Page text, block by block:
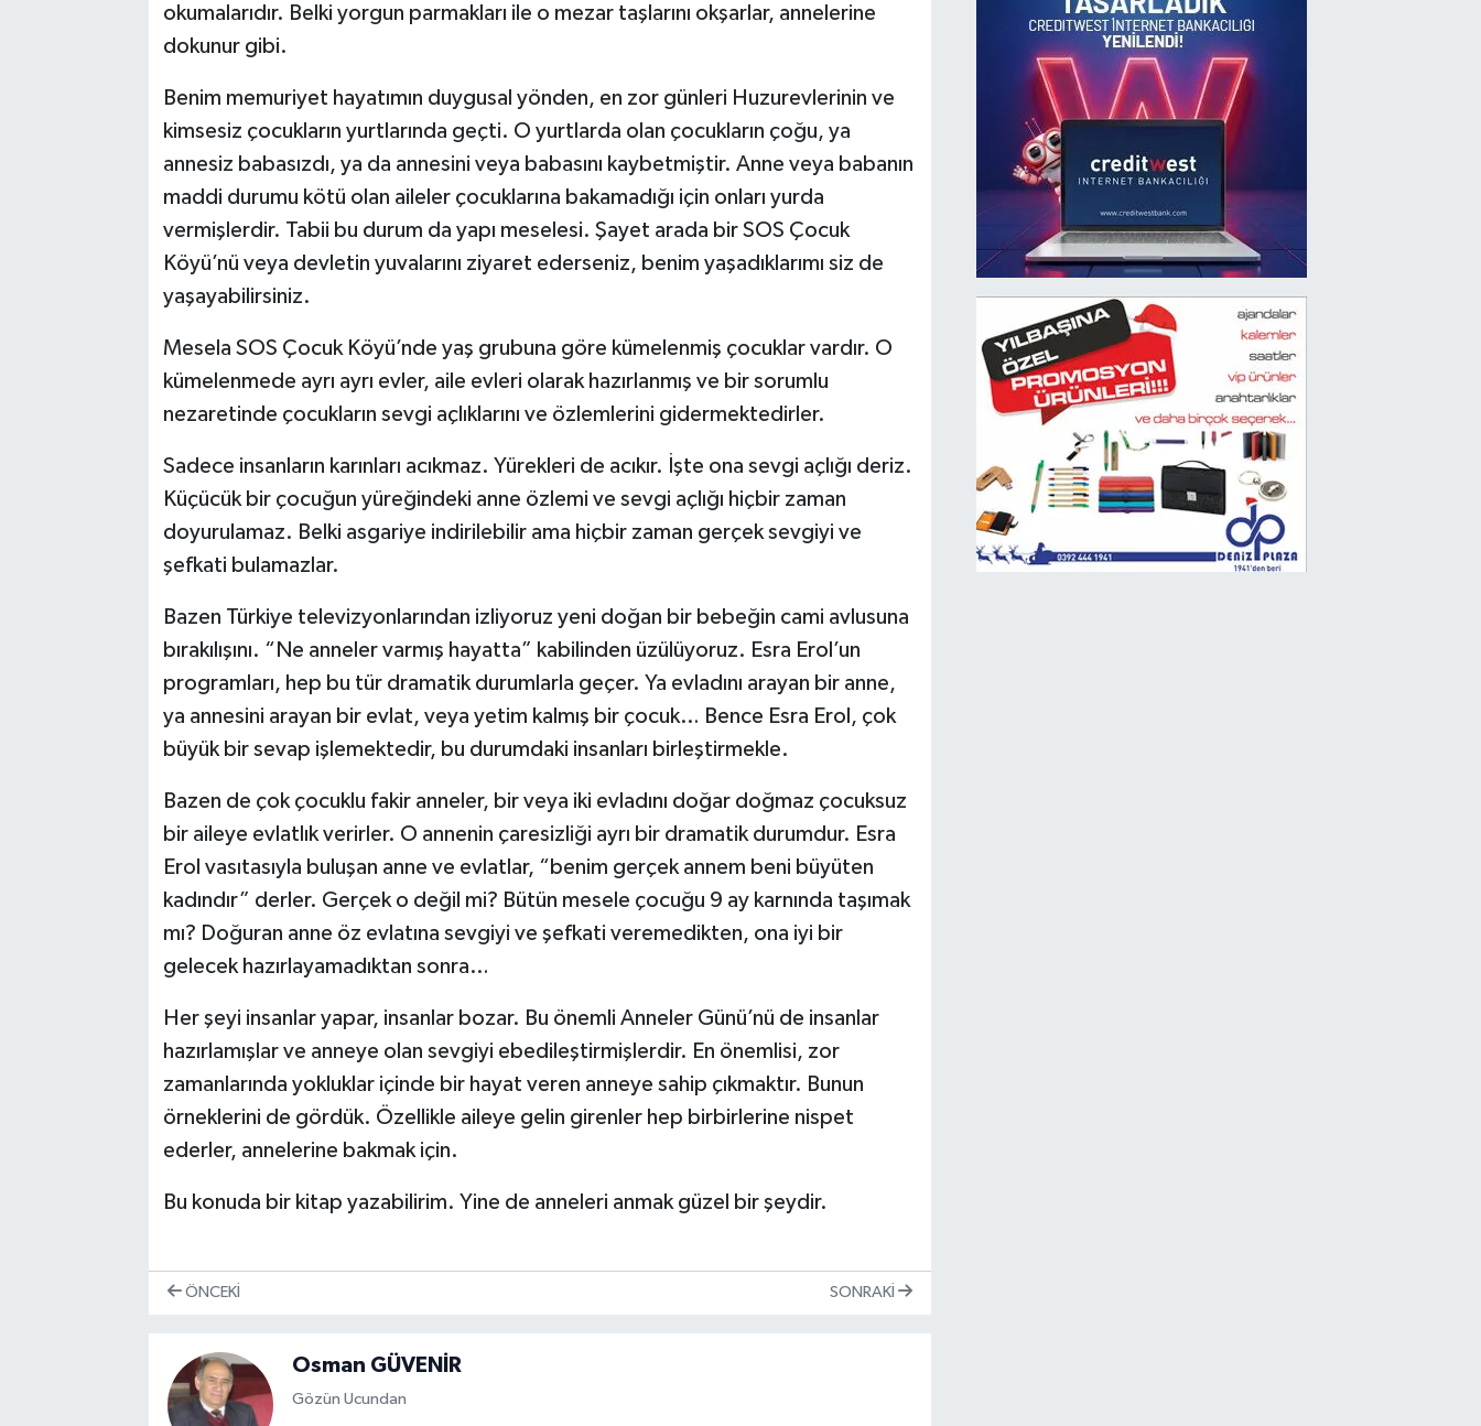
okumalarıdır. Belki yorgun parmakları ile o mezar taşlarını okşarlar, annelerine
dokunur gibi.
Benim memuriyet hayatımın duygusal yönden, en zor günleri Huzurevlerinin ve
kimsesiz çocukların yurtlarında geçti. O yurtlarda olan çocukların çoğu, ya
annesiz babasızdı, ya da annesini veya babasını kaybetmiştir. Anne veya babanın
maddi durumu kötü olan aileler çocuklarına bakamadığı için onları yurda
vermişlerdir. Tabii bu durum da yapı meselesi. Şayet arada bir SOS Çocuk
Köyü’nü veya devletin yuvalarını ziyaret ederseniz, benim yaşadıklarımı siz de
yaşayabilirsiniz.
Mesela SOS Çocuk Köyü’nde yaş grubuna göre kümelenmiş çocuklar vardır. O
kümelenmede ayrı ayrı evler, aile evleri olarak hazırlanmış ve bir sorumlu
nezaretinde çocukların sevgi açlıklarını ve özlemlerini gidermektedirler.
Sadece insanların karınları acıkmaz. Yürekleri de acıkır. İşte ona sevgi açlığı deriz.
Küçücük bir çocuğun yüreğindeki anne özlemi ve sevgi açlığı hiçbir zaman
doyurulamaz. Belki asgariye indirilebilir ama hiçbir zaman gerçek sevgiyi ve
şefkati bulamazlar.
Bazen Türkiye televizyonlarından izliyoruz yeni doğan bir bebeğin cami avlusuna
bırakılışını. “Ne anneler varmış hayatta” kabilinden üzülüyoruz. Esra Erol’un
programları, hep bu tür dramatik durumlarla geçer. Ya evladını arayan bir anne,
ya annesini arayan bir evlat, veya yetim kalmış bir çocuk… Bence Esra Erol, çok
büyük bir sevap işlemektedir, bu durumdaki insanları birleştirmekle.
Bazen de çok çocuklu fakir anneler, bir veya iki evladını doğar doğmaz çocuksuz
bir aileye evlatlık verirler. O annenin çaresizliği ayrı bir dramatik durumdur. Esra
Erol vasıtasıyla buluşan anne ve evlatlar, “benim gerçek annem beni büyüten
kadındır” derler. Gerçek o değil mi? Bütün mesele çocuğu 9 ay karnında taşımak
mı? Doğuran anne öz evlatına sevgiyi ve şefkati veremedikten, ona iyi bir
gelecek hazırlayamadıktan sonra…
Her şeyi insanlar yapar, insanlar bozar. Bu önemli Anneler Günü’nü de insanlar
hazırlamışlar ve anneye olan sevgiyi ebedileştirmişlerdir. En önemlisi, zor
zamanlarında yokluklar içinde bir hayat veren anneye sahip çıkmaktır. Bunun
örneklerini de gördük. Özellikle aileye gelin girenler hep birbirlerine nispet
ederler, annelerine bakmak için.
Bu konuda bir kitap yazabilirim. Yine de anneleri anmak güzel bir şeydir.
ÖNCEKI SONRAKI
Osman GÜVENİR
Gözün Ucundan